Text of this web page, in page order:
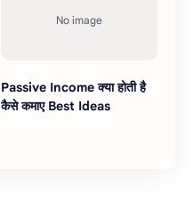
Passive Income क्या होती है
कैसे कमाए Best Ideas